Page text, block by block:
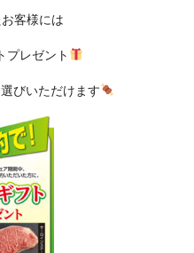
客様には
プレゼント
びいただけます